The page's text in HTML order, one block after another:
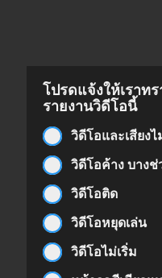
โปรดแจ้งให้เราท
รายงานวิดีโอนี้
วิดีโอและเสียง
วิดีโอค้าง บางช่
วิดีโอติด
วิดีโอหยุดเล่น
วิดีโอไม่เริ่ม